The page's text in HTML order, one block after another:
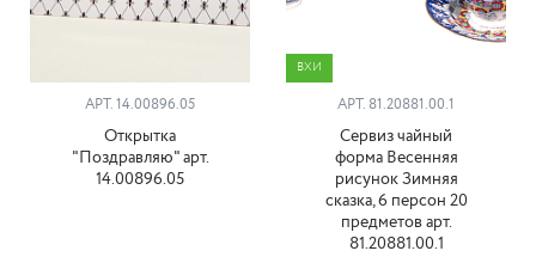
АРТ. 14.00896.05
Открытка
"Поздравляю" арт.
14.00896.05
ВХИ
АРТ. 81.20881.00.1
Сервиз чайный
форма Весенняя
рисунок Зимняя
сказка, 6 персон 20
предметов арт.
81.20881.00.1